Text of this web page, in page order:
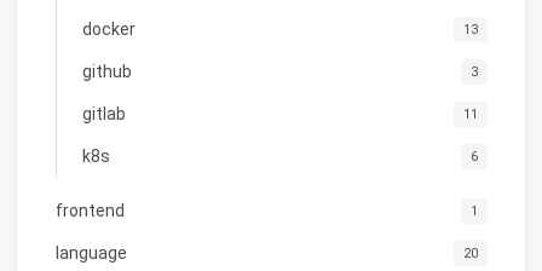
docker 13
github 3
gitlab 11
k8s 6
frontend 1
language 20